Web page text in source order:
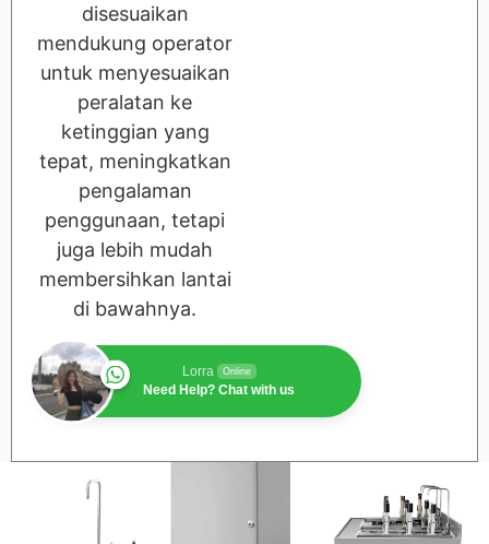
disesuaikan
mendukung operator
untuk menyesuaikan
peralatan ke
ketinggian yang
tepat, meningkatkan
pengalaman
penggunaan, tetapi
juga lebih mudah
membersihkan lantai
di bawahnya.
Lorra Online
Need Help? Chat with us